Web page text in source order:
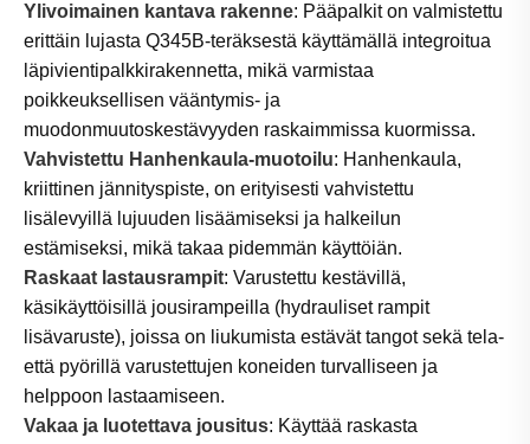
Ylivoimainen kantava rakenne: Pääpalkit on valmistettu
erittäin lujasta Q345B-teräksestä käyttämällä integroitua
läpivientipalkkirakennetta, mikä varmistaa
poikkeuksellisen vääntymis- ja
muodonmuutoskestävyyden raskaimmissa kuormissa.
Vahvistettu Hanhenkaula-muotoilu: Hanhenkaula,
kriittinen jännityspiste, on erityisesti vahvistettu
lisälevyillä lujuuden lisäämiseksi ja halkeilun
estämiseksi, mikä takaa pidemmän käyttöiän.
Raskaat lastausrampit: Varustettu kestävillä,
käsikäyttöisillä jousirampeilla (hydrauliset rampit
lisävaruste), joissa on liukumista estävät tangot sekä tela-
että pyörillä varustettujen koneiden turvalliseen ja
helppoon lastaamiseen.
Vakaa ja luotettava jousitus: Käyttää raskasta